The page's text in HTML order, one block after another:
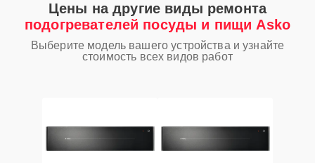
Цены на другие виды ремонта
подогревателей посуды и пищи Asko
Выберите модель вашего устройства и узнайте
стоимость всех видов работ